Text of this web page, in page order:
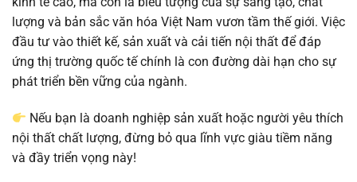
lượng và bản sắc văn hóa Việt Nam vươn tầm thế giới. Việc
đầu tư vào thiết kế, sản xuất và cải tiến nội thất để đáp
ứng thị trường quốc tế chính là con đường dài hạn cho sự
phát triển bền vững của ngành.
Nếu bạn là doanh nghiệp sản xuất hoặc người yêu thích
nội thất chất lượng, đừng bỏ qua lĩnh vực giàu tiềm năng
và đầy triển vọng này!